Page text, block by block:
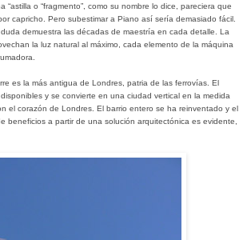
o “fragmento”, como su nombre lo dice, pareciera que
capricho. Pero subestimar a Piano así sería demasiado fácil.
demuestra las décadas de maestría en cada detalle. La
la luz natural al máximo, cada elemento de la máquina
es la más antigua de Londres, patria de las ferrovías. El
y se convierte en una ciudad vertical en la medida
el corazón de Londres. El barrio entero se ha reinventado y el
beneficios a partir de una solución arquitectónica es evidente,